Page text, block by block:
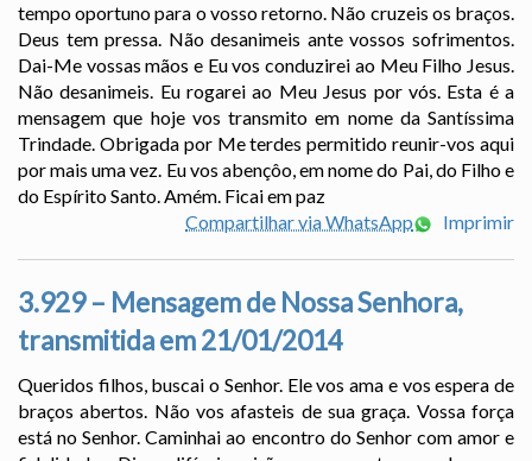
tempo oportuno para o vosso retorno. Não cruzeis os braços.
Deus tem pressa. Não desanimeis ante vossos sofrimentos.
Dai-Me vossas mãos e Eu vos conduzirei ao Meu Filho Jesus.
Não desanimeis. Eu rogarei ao Meu Jesus por vós. Esta é a
mensagem que hoje vos transmito em nome da Santíssima
Trindade. Obrigada por Me terdes permitido reunir-vos aqui
por mais uma vez. Eu vos abençôo, em nome do Pai, do Filho e
do Espírito Santo. Amém. Ficai em paz
Compartilhar via WhatsApp
Imprimir
3.929 – Mensagem de Nossa Senhora,
transmitida em 21/01/2014
Queridos filhos, buscai o Senhor. Ele vos ama e vos espera de
braços abertos. Não vos afasteis de sua graça. Vossa força
está no Senhor. Caminhai ao encontro do Senhor com amor e